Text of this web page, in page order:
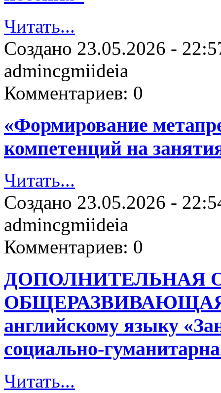
Читать...
Создано 23.05.2026 -
admincgmiideia
Комментариев: 0
«Формирование
компетенций на
Читать...
Создано 23.05.2026 -
admincgmiideia
Комментариев: 0
ДОПОЛНИТЕЛЬНАЯ
английскому языку
социально-
Читать...